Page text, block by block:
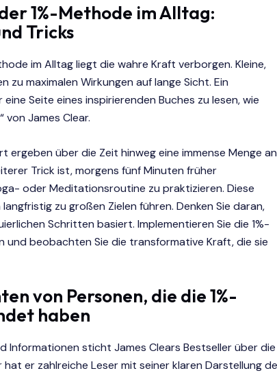
1%-Methode im Alltag:
Tricks
im Alltag liegt die wahre Kraft verborgen. Kleine,
zu maximalen Wirkungen auf lange Sicht. Ein
Seite eines inspirierenden Buches zu lesen, wie
von James Clear.
ergeben über die Zeit hinweg eine immense Menge an
Trick ist, morgens fünf Minuten früher
oder Meditationsroutine zu praktizieren. Diese
zu großen Zielen führen. Denken Sie daran,
Schritten basiert. Implementieren Sie die 1%-
und beobachten Sie die transformative Kraft, die sie
von Personen, die die 1%-
haben
Informationen sticht James Clears Bestseller über die
er zahlreiche Leser mit seiner klaren Darstellung